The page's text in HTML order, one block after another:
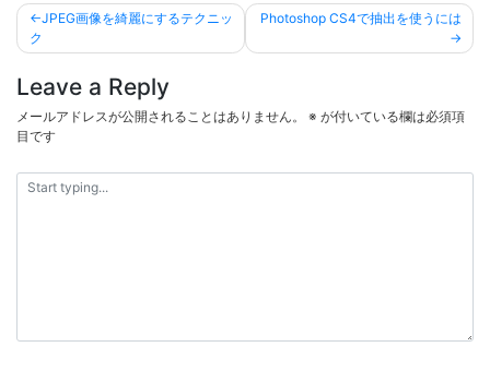
投
稿
ナ
ビ
ゲ
ー
シ
JPEG画像を綺麗にするテクニッ
ク
Photoshop CS4で抽出を使うには
Leave a Reply
メールアドレスが公開されることはありません。 ※ が付いている欄は必須項
目です